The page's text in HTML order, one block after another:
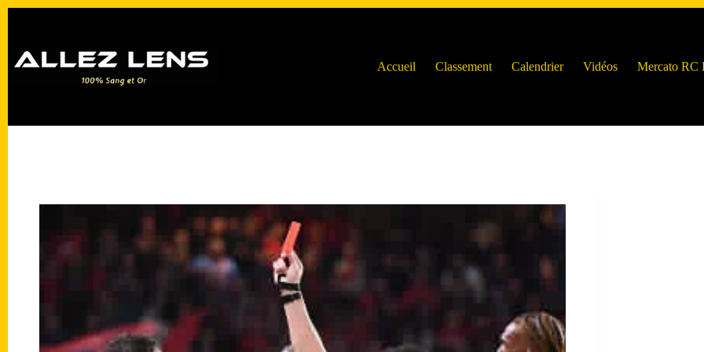
Accueil
Classement Calendrier Vidéos Mercato RC